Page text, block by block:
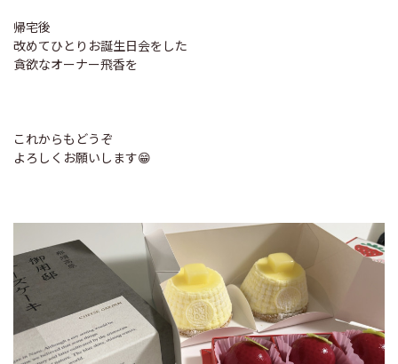
帰宅後
改めてひとりお誕生日会をした
貪欲なオーナー飛香を
これからもどうぞ
よろしくお願いします😁